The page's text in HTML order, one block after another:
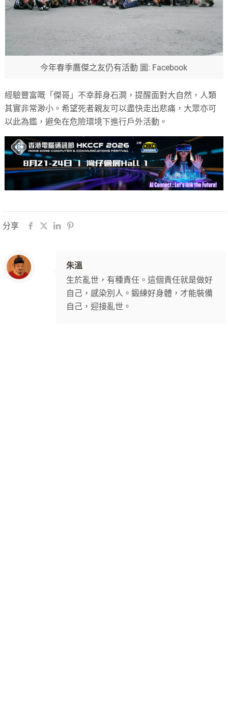
今年春季鷹傑之友仍有活動 圖: Facebook
經驗豐富嘅「傑哥」不幸葬身石澗，提醒面對大自然，人類
其實非常渺小。希望死者親友可以盡快走出悲痛，大眾亦可
以此為鑑，避免在危險環境下進行戶外活動。
分享
朱溫
生於亂世，有種責任。這個責任就是做好
自己，感染別人。鍛練好身體，才能裝備
自己，迎接亂世。